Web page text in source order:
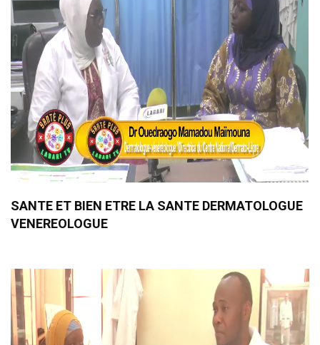
SANTE ET BIEN ETRE LA SANTE DERMATOLOGUE
VENEREOLOGUE